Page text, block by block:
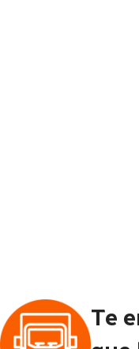
Te